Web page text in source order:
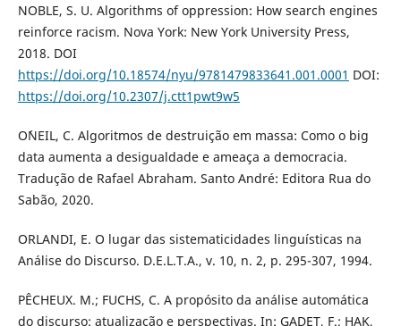
NOBLE, S. U. Algorithms of oppression: How search engines
reinforce racism. Nova York: New York University Press,
2018. DOI
https://doi.org/10.18574/nyu/9781479833641.001.0001 DOI:
https://doi.org/10.2307/j.ctt1pwt9w5
O´NEIL, C. Algoritmos de destruição em massa: Como o big
data aumenta a desigualdade e ameaça a democracia.
Tradução de Rafael Abraham. Santo André: Editora Rua do
Sabão, 2020.
ORLANDI, E. O lugar das sistematicidades linguísticas na
Análise do Discurso. D.E.L.T.A., v. 10, n. 2, p. 295-307, 1994.
PÊCHEUX. M.; FUCHS, C. A propósito da análise automática
do discurso: atualização e perspectivas. In: GADET, F.; HAK,